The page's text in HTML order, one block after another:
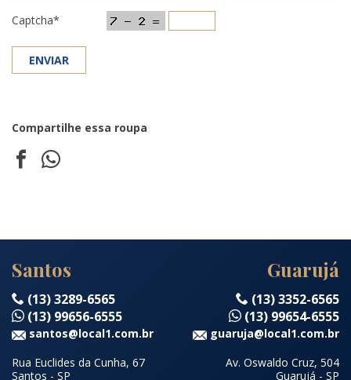
Captcha*
Compartilhe essa roupa
Santos
(13) 3289-6565
(13) 99656-6555
santos@local1.com.br
Rua Euclides da Cunha, 67
Santos - SP
Guarujá
(13) 3352-6565
(13) 99654-6555
guaruja@local1.com.br
Av. Oswaldo Cruz, 504
Guarujá - SP